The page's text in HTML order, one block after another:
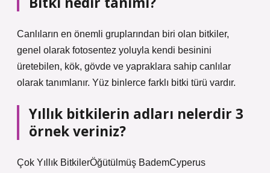
Canlıların en önemli gruplarından biri olan bitkiler,
genel olarak fotosentez yoluyla kendi besinini
üretebilen, kök, gövde ve yapraklara sahip canlılar
olarak tanımlanır. Yüz binlerce farklı bitki türü vardır.
Yıllık bitkilerin adları nelerdir 3
örnek veriniz?
Çok Yıllık BitkilerÖğütülmüş BademCyperus